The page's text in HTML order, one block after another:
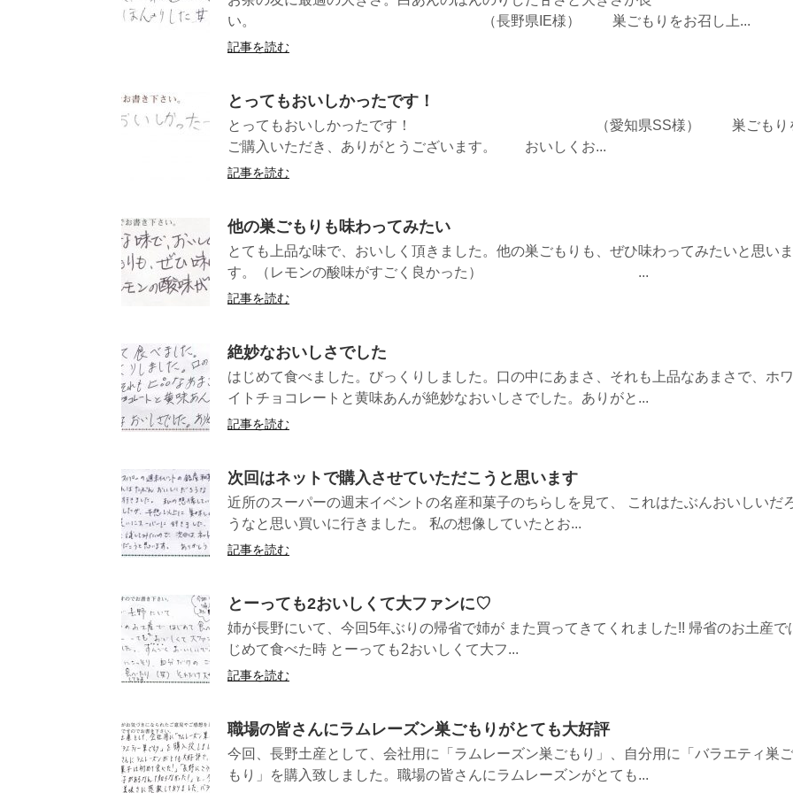
い。 （長野県IE様） 巣ごもりをお召し上...
記事を読む
とってもおいしかったです！
とってもおいしかったです！ （愛知県SS様） 巣ごもり
ご購入いただき、ありがとうございます。 おいしくお...
記事を読む
他の巣ごもりも味わってみたい
とても上品な味で、おいしく頂きました。他の巣ごもりも、ぜひ味わってみたいと思いま
す。（レモンの酸味がすごく良かった） ...
記事を読む
絶妙なおいしさでした
はじめて食べました。びっくりしました。口の中にあまさ、それも上品なあまさで、ホワ
イトチョコレートと黄味あんが絶妙なおいしさでした。ありがと...
記事を読む
次回はネットで購入させていただこうと思います
近所のスーパーの週末イベントの名産和菓子のちらしを見て、 これはたぶんおいしいだ
うなと思い買いに行きました。 私の想像していたとお...
記事を読む
とーっても2おいしくて大ファンに♡
姉が長野にいて、今回5年ぶりの帰省で姉が また買ってきてくれました!! 帰省のお土産で
じめて食べた時 とーっても2おいしくて大フ...
記事を読む
職場の皆さんにラムレーズン巣ごもりがとても大好評
今回、長野土産として、会社用に「ラムレーズン巣ごもり」、自分用に「バラエティ巣ご
もり」を購入致しました。職場の皆さんにラムレーズンがとても...